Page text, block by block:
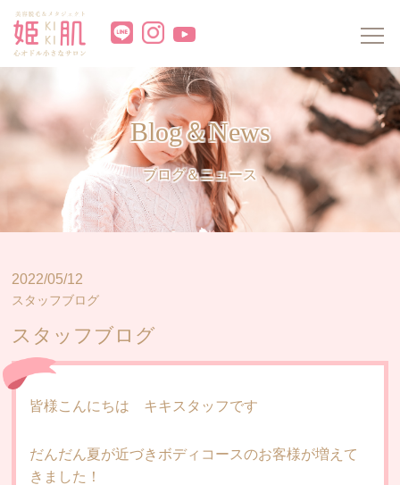
Members お姫様会員ページ
About kiki 姫肌（キキ）について
Beginner 初めての方へ
Price
Hair loss Price 脱毛コース料金表
Metaject Price
Minor 未成年の方
Campaign キャンペーン
Blog＆News
ブログ＆ニュース
2022/05/12
スタッフブログ
スタッフブログ
皆様こんにちは キキスタッフです
だんだん夏が近づきボディコースのお客様が増えて
きました！